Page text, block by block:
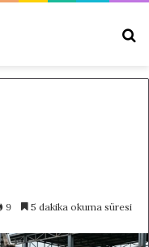
9 5 dakika okuma süresi